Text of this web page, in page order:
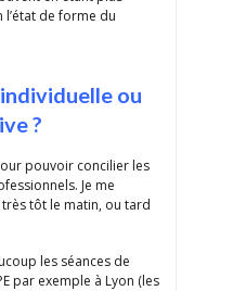
de forme du
ou
?
pouvoir concilier les
Je me
tôt le matin, ou tard
les séances de
par exemple à Lyon (les